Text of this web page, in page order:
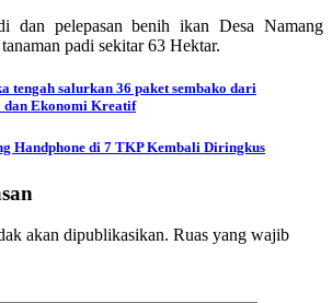
dan pelepasan benih ikan Desa Namang
padi sekitar 63 Hektar.
tengah salurkan 36 paket sembako dari
dan Ekonomi Kreatif
Handphone di 7 TKP Kembali Diringkus
akan dipublikasikan. Ruas yang wajib